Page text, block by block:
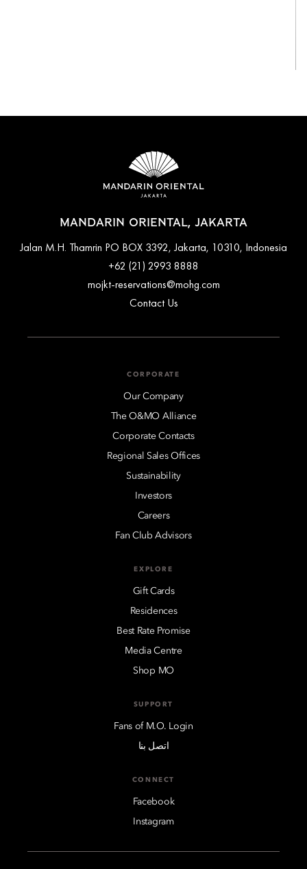
MANDARIN ORIENTAL, JAKARTA
Jalan M.H. Thamrin PO BOX 3392, Jakarta, 10310, Indonesia
+62 (21) 2993 8888
mojkt-reservations@mohg.com
Contact Us
CORPORATE
Our Company
The O&MO Alliance
Corporate Contacts
Regional Sales Offices
Sustainability
Investors
Careers
Fan Club Advisors
EXPLORE
Gift Cards
Residences
Best Rate Promise
Media Centre
Shop MO
SUPPORT
Fans of M.O. Login
اتصل بنا
CONNECT
Facebook
Instagram